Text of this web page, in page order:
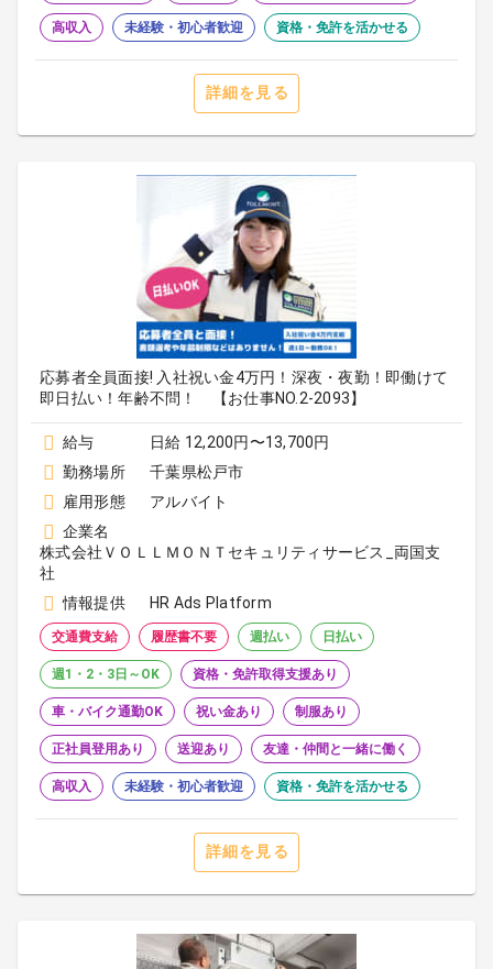
高収入 未経験・初心者歓迎 資格・免許を活かせる
詳細を見る
応募者全員面接! 入社祝い金4万円！深夜・夜勤！即働けて
即日払い！年齢不問！ 【お仕事NO.2-2093】
給与
日給 12,200円〜13,700円
勤務場所
千葉県松戸市
雇用形態
アルバイト
企業名
株式会社ＶＯＬＬＭＯＮＴセキュリティサービス_両国支
社
情報提供
HR Ads Platform
交通費支給 履歴書不要 週払い 日払い
週1・2・3日～OK 資格・免許取得支援あり
車・バイク通勤OK 祝い金あり 制服あり
正社員登用あり 送迎あり 友達・仲間と一緒に働く
高収入 未経験・初心者歓迎 資格・免許を活かせる
詳細を見る